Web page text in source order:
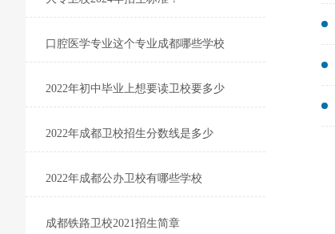
口腔医学专业这个专业成都哪些学校
2022年初中毕业上想要读卫校要多少
2022年成都卫校招生分数线是多少
2022年成都公办卫校有哪些学校
成都铁路卫校2021招生简章